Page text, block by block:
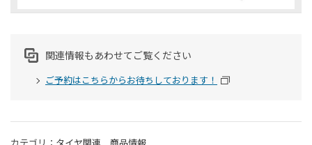
関連情報もあわせてご覧ください
ご予約はこちらからお待ちしております！